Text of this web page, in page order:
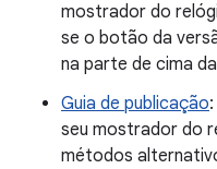
mostrador do
se o botão da
na parte de cima
Guia de publicação
seu mostrador do
métodos